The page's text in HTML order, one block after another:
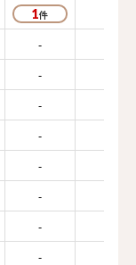
1
-
-
-
-
-
-
-
-